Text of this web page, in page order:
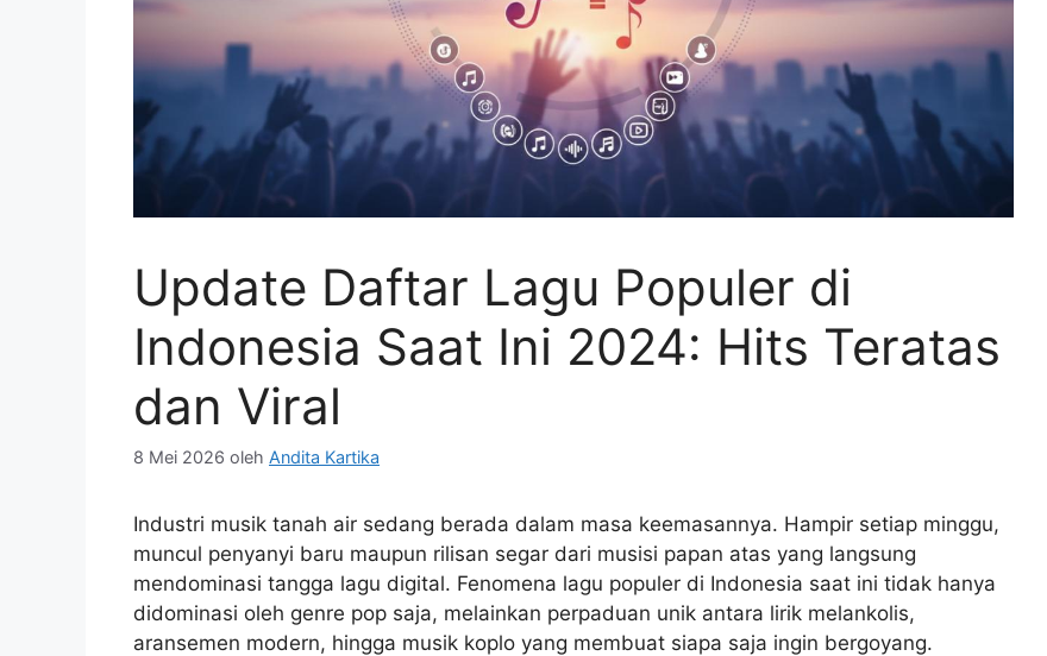
Update Daftar Lagu Populer di
Indonesia Saat Ini 2024: Hits Teratas
dan Viral
8 Mei 2026 oleh Andita Kartika
Industri musik tanah air sedang berada dalam masa keemasannya. Hampir setiap minggu,
muncul penyanyi baru maupun rilisan segar dari musisi papan atas yang langsung
mendominasi tangga lagu digital. Fenomena lagu populer di Indonesia saat ini tidak hanya
didominasi oleh genre pop saja, melainkan perpaduan unik antara lirik melankolis,
aransemen modern, hingga musik koplo yang membuat siapa saja ingin bergoyang.